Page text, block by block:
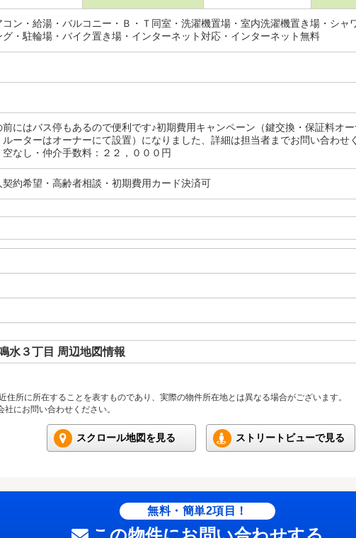
コン・給湯・バルコニー・Ｂ・Ｔ同室・洗濯機置場・室内洗濯機置き場・シャ
グ・駐輪場・バイク置き場・インターネット対応・インターネット無料
前にはバス停もあるので便利です♪初期費用キャンペーン（鍵交換・保証料オ
ルーターはオーナーにて設置）になりました、詳細は担当者までお問い合わせ
空なし・仲介手数料：２２，０００円
契約希望・高齢者相談・初期費用カード決済可
水３丁目 周辺地図情報
所に所在することを表すものであり、実際の物件所在地とは異なる場合がございます。
にお問い合わせください。
スクロール地図を見る ストリートビューで見る
無料・簡単2項目！